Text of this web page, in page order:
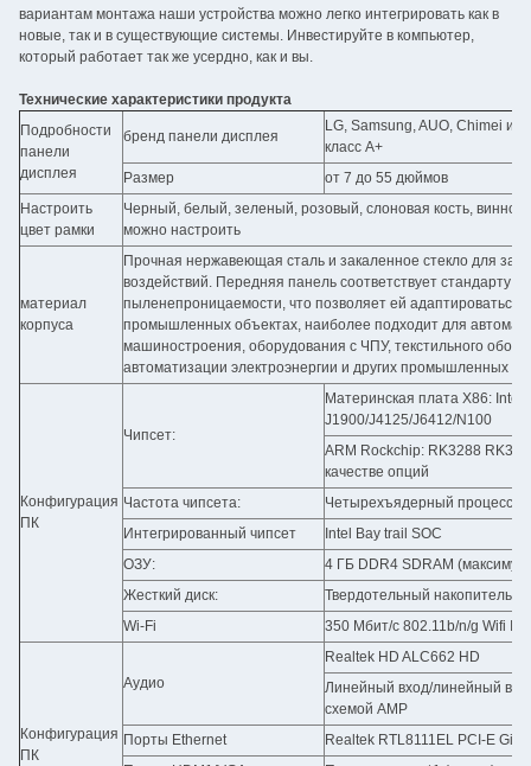
вариантам монтажа наши устройства можно легко интегрировать как в
новые, так и в существующие системы. Инвестируйте в компьютер,
который работает так же усердно, как и вы.
Технические характеристики продукта
Подробности
панели
дисплея
бренд панели дисплея
LG, Samsung, AUO, Chimei и
класс A+
Размер
от 7 до 55 дюймов
Настроить
цвет рамки
Черный, белый, зеленый, розовый, слоновая кость, винно-
можно настроить
материал
корпуса
Прочная нержавеющая сталь и закаленное стекло для
воздействий. Передняя панель соответствует стандарту
пыленепроницаемости, что позволяет ей адаптироваться
промышленных объектах, наиболее подходит для
машиностроения, оборудования с ЧПУ, текстильного
автоматизации электроэнергии и других промышленных
Конфигурация
ПК
Чипсет:
Материнская плата X86: Intel
J1900/J4125/J6412/N100
ARM Rockchip: RK3288
качестве опций
Частота чипсета:
Четырехъядерный
Интегрированный чипсет
Intel Bay trail SOC
ОЗУ:
4 ГБ DDR4 SDRAM
Жесткий диск:
Твердотельный накопитель
Wi-Fi
350 Мбит/с 802.11b/n/g Wifi
Конфигурация
ПК
Аудио
Realtek HD ALC662 HD
Линейный вход/линейный
схемой AMP
Порты Ethernet
Realtek RTL8111EL PCI-E